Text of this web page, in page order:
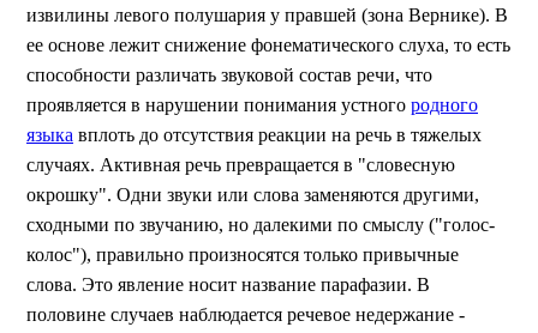
извилины левого полушария у правшей (зона Вернике). В
ее основе лежит снижение фонематического слуха, то есть
способности различать звуковой состав речи, что
проявляется в нарушении понимания устного родного
языка вплоть до отсутствия реакции на речь в тяжелых
случаях. Активная речь превращается в "словесную
окрошку". Одни звуки или слова заменяются другими,
сходными по звучанию, но далекими по смыслу ("голос-
колос"), правильно произносятся только привычные
слова. Это явление носит название парафазии. В
половине случаев наблюдается речевое недержание -